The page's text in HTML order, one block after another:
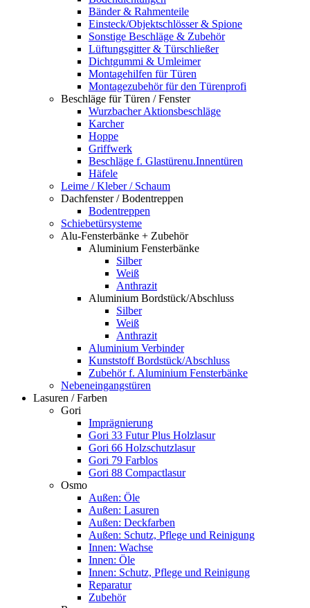
Bänder & Rahmenteile
Einsteck/Objektschlösser & Spione
Sonstige Beschläge & Zubehör
Lüftungsgitter & Türschließer
Dichtgummi & Umleimer
Montagehilfen für Türen
Montagezubehör für den Türenprofi
Beschläge für Türen / Fenster
Wurzbacher Aktionsbeschläge
Karcher
Hoppe
Griffwerk
Beschläge f. Glastürenu.Innentüren
Häfele
Leime / Kleber / Schaum
Dachfenster / Bodentreppen
Bodentreppen
Schiebetürsysteme
Alu-Fensterbänke + Zubehör
Aluminium Fensterbänke
Silber
Weiß
Anthrazit
Aluminium Bordstück/Abschluss
Silber
Weiß
Anthrazit
Aluminium Verbinder
Kunststoff Bordstück/Abschluss
Zubehör f. Aluminium Fensterbänke
Nebeneingangstüren
Lasuren / Farben
Gori
Imprägnierung
Gori 33 Futur Plus Holzlasur
Gori 66 Holzschutzlasur
Gori 79 Farblos
Gori 88 Compactlasur
Osmo
Außen: Öle
Außen: Lasuren
Außen: Deckfarben
Außen: Schutz, Pflege und Reinigung
Innen: Wachse
Innen: Öle
Innen: Schutz, Pflege und Reinigung
Reparatur
Zubehör